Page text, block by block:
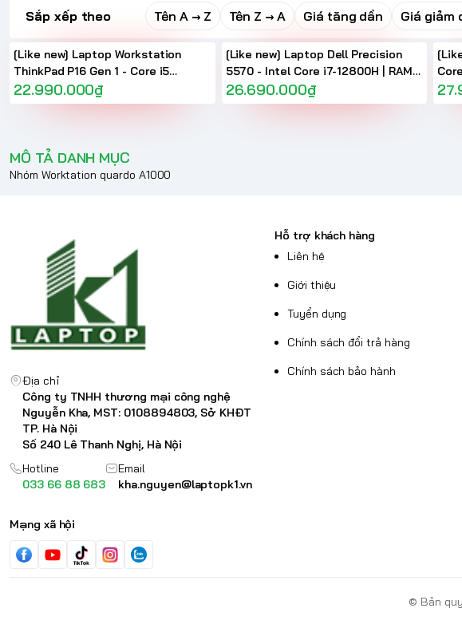
Sắp xếp theo Tên A → Z Tên Z → A Giá tăng dần Giá giảm
[Like new] Laptop Workstation
ThinkPad P16 Gen 1 - Core i5
12600HX RAM 16GB SSD 512G RTX
A1000 16 inch FHD
22.990.000₫
[Like new] Laptop Dell Precision
5570 - Intel Core i7-12800H | RAM
32GB | RTX A1000 | 15.6 Inch Full
HD+
26.690.000₫
MÔ TẢ DANH MỤC
Nhóm Worktation quardo A1000
Địa chỉ
Công ty TNHH thương mại công nghệ
Nguyễn Kha, MST: 0108894803, Sở KHĐT
TP. Hà Nội
Số 240 Lê Thanh Nghị, Hà Nội
Hotline
033 66 88 683
Email
kha.nguyen@laptopk1.vn
Mạng xã hội
Hỗ trợ khách hàng
Liên hệ
Giới thiệu
Tuyển dụng
Chính sách đổi trả hàng
Chính sách bảo hành
© Bản